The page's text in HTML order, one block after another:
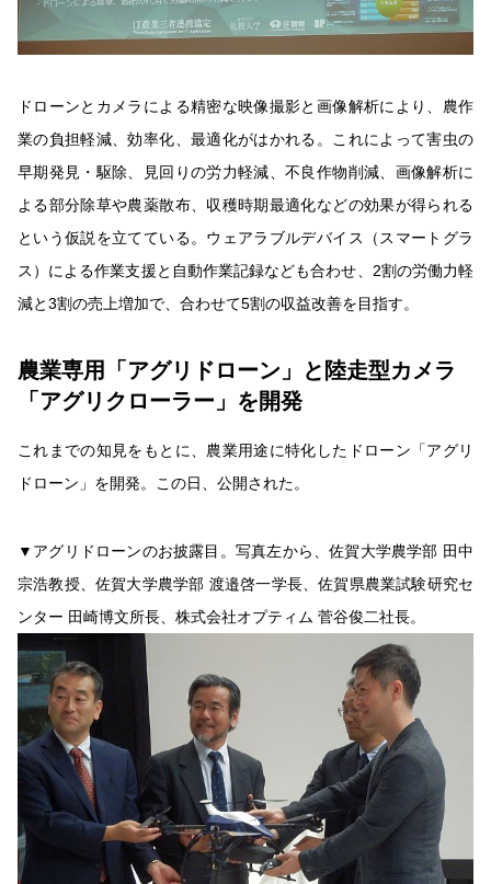
ドローンとカメラによる精密な映像撮影と画像解析により、農作
業の負担軽減、効率化、最適化がはかれる。これによって害虫の
早期発見・駆除、見回りの労力軽減、不良作物削減、画像解析に
よる部分除草や農薬散布、収穫時期最適化などの効果が得られる
という仮説を立てている。ウェアラブルデバイス（スマートグラ
ス）による作業支援と自動作業記録なども合わせ、2割の労働力軽
減と3割の売上増加で、合わせて5割の収益改善を目指す。
農業専用「アグリドローン」と陸走型カメラ
「アグリクローラー」を開発
これまでの知見をもとに、農業用途に特化したドローン「アグリ
ドローン」を開発。この日、公開された。
▼アグリドローンのお披露目。写真左から、佐賀大学農学部 田中
宗浩教授、佐賀大学農学部 渡邉啓一学長、佐賀県農業試験研究セ
ンター 田崎博文所長、株式会社オプティム 菅谷俊二社長。